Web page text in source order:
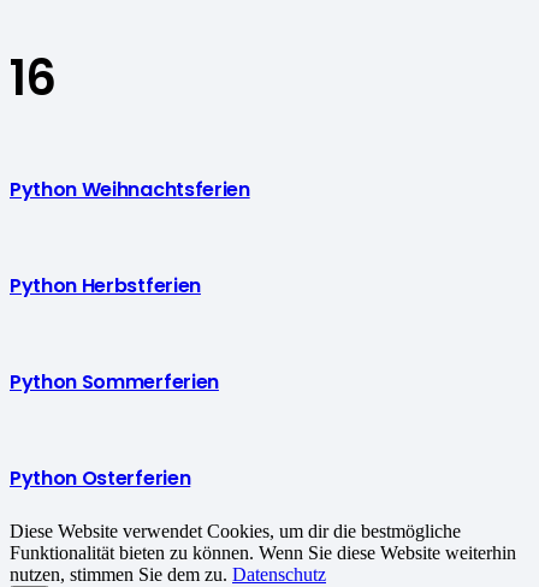
16
Python Weihnachtsferien
Python Herbstferien
Python Sommerferien
Python Osterferien
Diese Website verwendet Cookies, um dir die bestmögliche
Funktionalität bieten zu können. Wenn Sie diese Website weiterhin
nutzen, stimmen Sie dem zu. Datenschutz